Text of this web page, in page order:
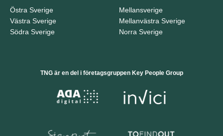
Östra Sverige
Västra Sverige
Södra Sverige
Mellansverige
Mellanvästra Sverige
Norra Sverige
TNG är en del i företagsgruppen Key People Group